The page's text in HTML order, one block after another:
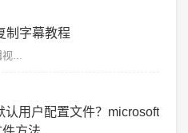
制字幕教程
...
认用户配置文件？microsoft